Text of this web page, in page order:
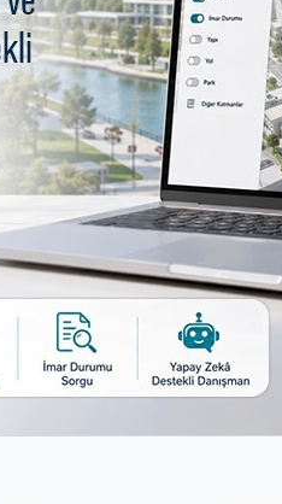
Yeraltı Galerisi’nde
Anadolu Karikatürcüler
Mustafa Bozbey
Kaplan da
arasında ziyaret